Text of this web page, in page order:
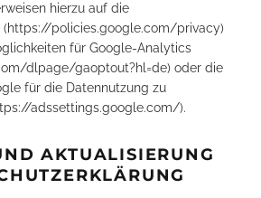
hierzu auf die
https://policies.google.com/privacy)
für Google-Analytics
dlpage/gaoptout?hl=de) oder die
für die Datennutzung zu
adssettings.google.com/).
AKTUALISIERUNG